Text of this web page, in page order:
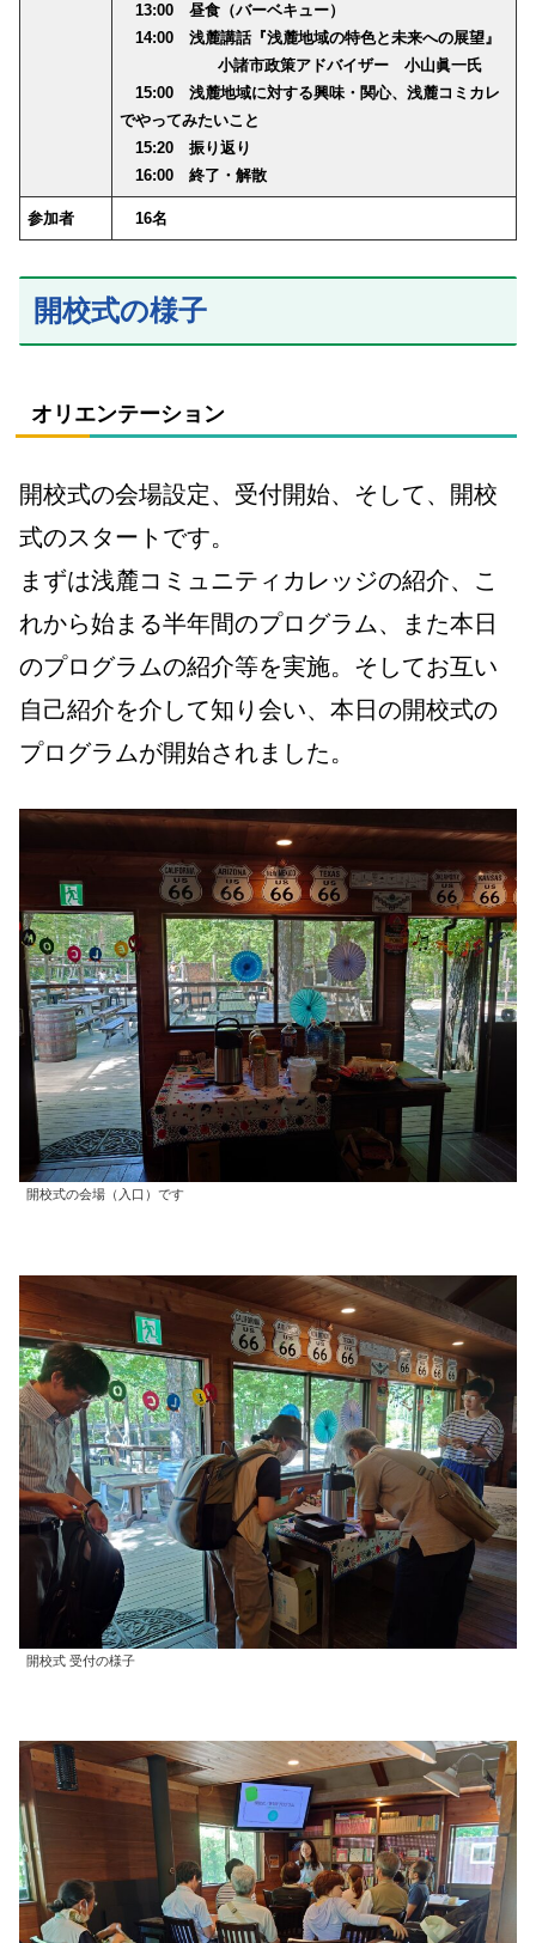
13:00 昼食（バーベキュー）
14:00 浅麓講話『浅麓地域の特色と未来への展望』
小諸市政策アドバイザー 小山眞一氏
15:00 浅麓地域に対する興味・関心、浅麓コミカレ
でやってみたいこと
15:20 振り返り
16:00 終了・解散
参加者 16名
開校式の様子
オリエンテーション
開校式の会場設定、受付開始、そして、開校
式のスタートです。
まずは浅麓コミュニティカレッジの紹介、こ
れから始まる半年間のプログラム、また本日
のプログラムの紹介等を実施。そしてお互い
自己紹介を介して知り会い、本日の開校式の
プログラムが開始されました。
開校式の会場（入口）です
開校式 受付の様子